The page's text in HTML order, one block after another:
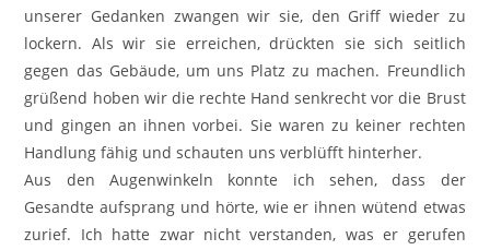
unserer Gedanken zwangen wir sie, den Griff wieder zu
lockern. Als wir sie erreichen, drückten sie sich seitlich
gegen das Gebäude, um uns Platz zu machen. Freundlich
grüßend hoben wir die rechte Hand senkrecht vor die Brust
und gingen an ihnen vorbei. Sie waren zu keiner rechten
Handlung fähig und schauten uns verblüfft hinterher.
Aus den Augenwinkeln konnte ich sehen, dass der
Gesandte aufsprang und hörte, wie er ihnen wütend etwas
zurief. Ich hatte zwar nicht verstanden, was er gerufen